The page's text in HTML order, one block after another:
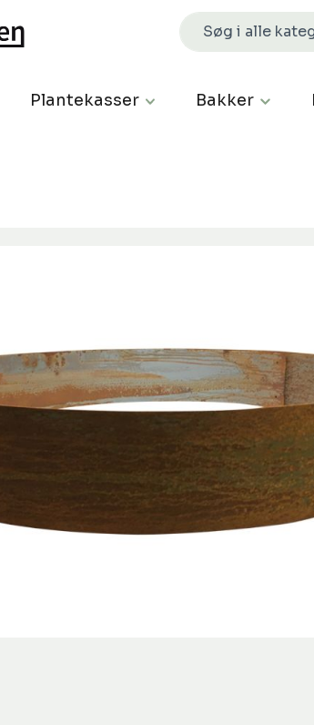
Plantekasser Bakker